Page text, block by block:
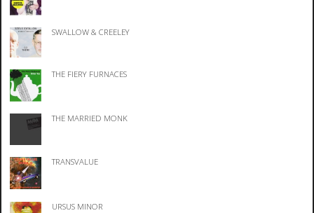
SWALLOW & CREELEY
THE FIERY FURNACES
THE MARRIED MONK
TRANSVALUE
URSUS MINOR